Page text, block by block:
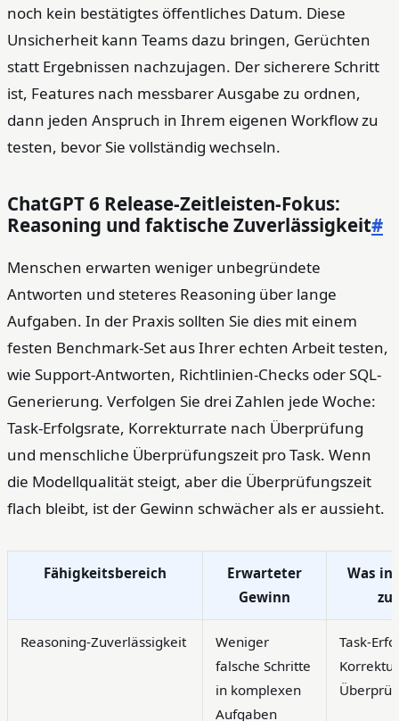
noch kein bestätigtes öffentliches Datum. Diese
Unsicherheit kann Teams dazu bringen, Gerüchten
statt Ergebnissen nachzujagen. Der sicherere Schritt
ist, Features nach messbarer Ausgabe zu ordnen,
dann jeden Anspruch in Ihrem eigenen Workflow zu
testen, bevor Sie vollständig wechseln.
ChatGPT 6 Release-Zeitleisten-Fokus:
Reasoning und faktische Zuverlässigkeit#
Menschen erwarten weniger unbegründete
Antworten und steteres Reasoning über lange
Aufgaben. In der Praxis sollten Sie dies mit einem
festen Benchmark-Set aus Ihrer echten Arbeit testen,
wie Support-Antworten, Richtlinien-Checks oder SQL-
Generierung. Verfolgen Sie drei Zahlen jede Woche:
Task-Erfolgsrate, Korrekturrate nach Überprüfung
und menschliche Überprüfungszeit pro Task. Wenn
die Modellqualität steigt, aber die Überprüfungszeit
flach bleibt, ist der Gewinn schwächer als er aussieht.
Fähigkeitsbereich
Erwarteter
Gewinn
Was in
zu
Reasoning-Zuverlässigkeit
Weniger
falsche Schritte
in komplexen
Aufgaben
Task-